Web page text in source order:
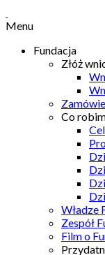
Menu
Fundacja
Złóż
Co
Władze
Zespół
Film o